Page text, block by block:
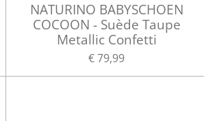
NATURINO BABYSCHOEN
COCOON - Suède Taupe
Metallic Confetti
€ 79,99